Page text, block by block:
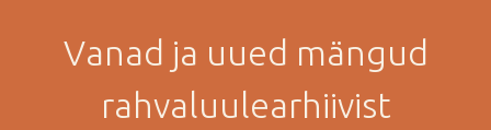
Vanad ja uued mängud
rahvaluulearhiivist